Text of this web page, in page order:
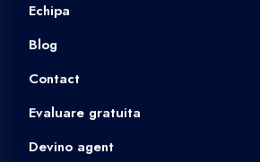
Echipa
Blog
Contact
Evaluare gratuita
Devino agent